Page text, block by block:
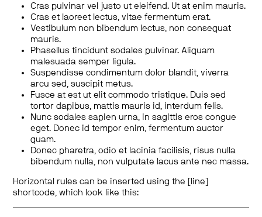
Cras pulvinar vel justo ut eleifend. Ut at enim mauris.
Cras et laoreet lectus, vitae fermentum erat.
Vestibulum non bibendum lectus, non consequat
mauris.
Phasellus tincidunt sodales pulvinar. Aliquam
malesuada semper ligula.
Suspendisse condimentum dolor blandit, viverra
arcu sed, suscipit metus.
Fusce at est ut elit commodo tristique. Duis sed
tortor dapibus, mattis mauris id, interdum felis.
Nunc sodales sapien urna, in sagittis eros congue
eget. Donec id tempor enim, fermentum auctor
quam.
Donec pharetra, odio et lacinia facilisis, risus nulla
bibendum nulla, non vulputate lacus ante nec massa.
Horizontal rules can be inserted using the [line]
shortcode, which look like this: